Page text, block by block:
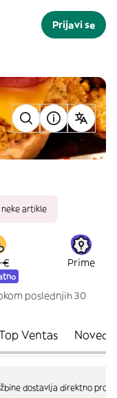
Prijavi se
neke artikle
€ Prime
poslednjih 30
Ventas
dostavlja direktno